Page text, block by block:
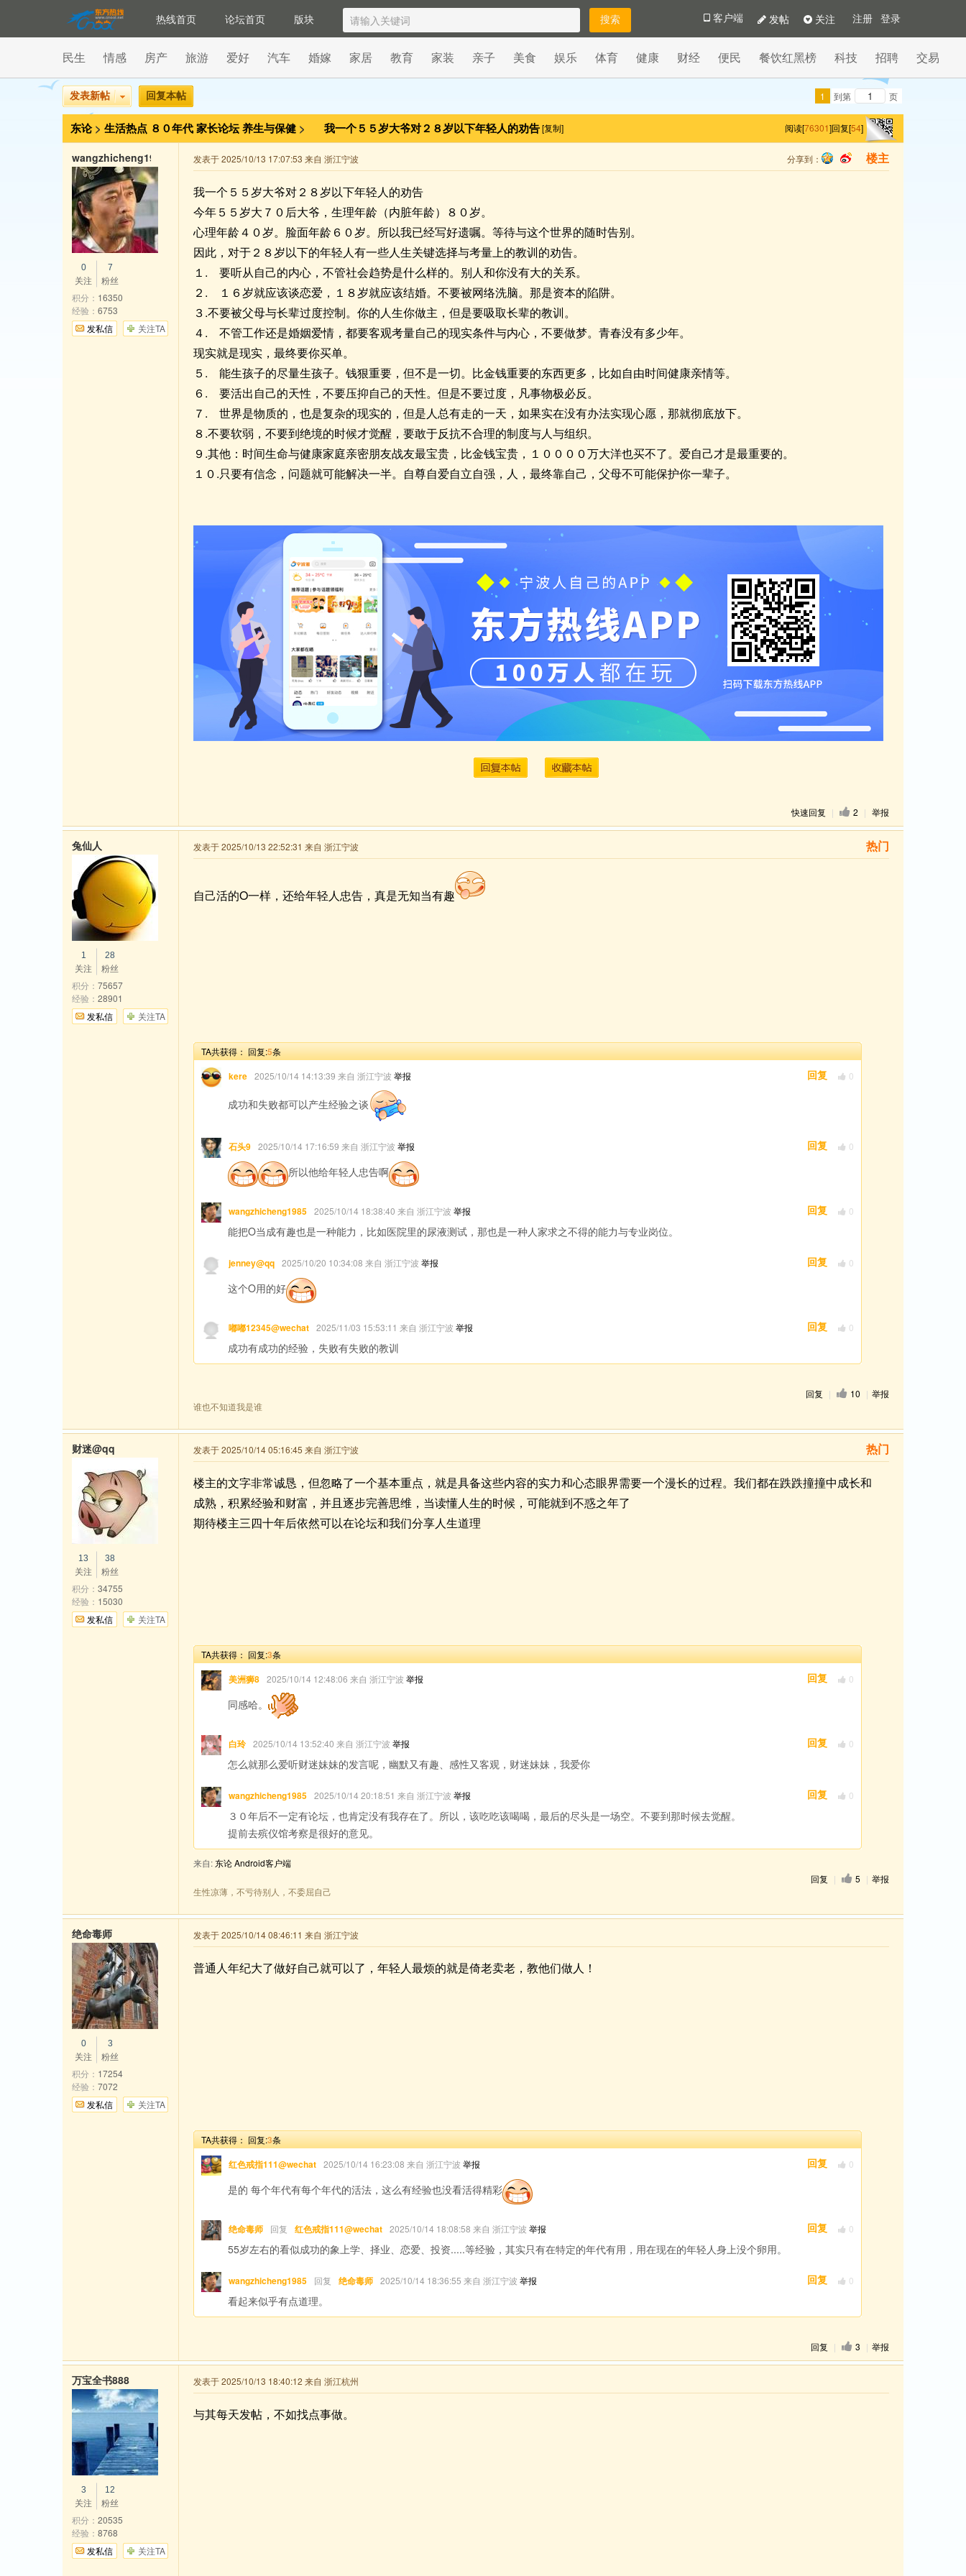
热线首页 论坛首页 版块 注册 登录
关注
发帖
客户端
民生 情感 房产 旅游 爱好 汽车 婚嫁 家居 教育 家装 亲子 美食 娱乐 体育 健康 财经 便民 餐饮红黑榜 科技 招聘 交易
发表新帖 回复本帖 1 到第 页
东论 > 生活热点 ８０年代家长论坛养生与保健 > 我一个５５岁大爷对２８岁以下年轻人的劝告[复制] 阅读[76301]回复[54]
发表于 2025/10/13 17:07:53 来自 浙江宁波 楼主
分享到：
qq
sina
我一个５５岁大爷对２８岁以下年轻人的劝告
今年５５岁大７０后大爷，生理年龄（内脏年龄）８０岁。
心理年龄４０岁。脸面年龄６０岁。所以我已经写好遗嘱。等待与这个世界的随时告别。
因此，对于２８岁以下的年轻人有一些人生关键选择与考量上的教训的劝告。
１. 要听从自己的内心，不管社会趋势是什么样的。别人和你没有大的关系。
２. １６岁就应该谈恋爱，１８岁就应该结婚。不要被网络洗脑。那是资本的陷阱。
３.不要被父母与长辈过度控制。你的人生你做主，但是要吸取长辈的教训。
４. 不管工作还是婚姻爱情，都要客观考量自己的现实条件与内心，不要做梦。青春没有多少年。
现实就是现实，最终要你买单。
５. 能生孩子的尽量生孩子。钱狠重要，但不是一切。比金钱重要的东西更多，比如自由时间健康亲情等。
６. 要活出自己的天性，不要压抑自己的天性。但是不要过度，凡事物极必反。
７. 世界是物质的，也是复杂的现实的，但是人总有走的一天，如果实在没有办法实现心愿，那就彻底放下。
８.不要软弱，不要到绝境的时候才觉醒，要敢于反抗不合理的制度与人与组织。
９.其他：时间生命与健康家庭亲密朋友战友最宝贵，比金钱宝贵，１００００万大洋也买不了。爱自己才是最重要的。
１０.只要有信念，问题就可能解决一半。自尊自爱自立自强，人，最终靠自己，父母不可能保护你一辈子。
快速回复 | 2 | 举报
wangzhicheng1985
0
关注
7
粉丝
积分： 16350
经验： 6753
发私信
关注TA
发表于 2025/10/13 22:52:31 来自 浙江宁波 热门
自己活的O一样，还给年轻人忠告，真是无知当有趣
TA共获得：回复:5条
kere 2025/10/14 14:13:39 来自 浙江宁波 举报 0
回复
成功和失败都可以产生经验之谈
石头9 2025/10/14 17:16:59 来自 浙江宁波 举报 0
回复
所以他给年轻人忠告啊
wangzhicheng1985 2025/10/14 18:38:40 来自 浙江宁波 举报 0
回复
能把O当成有趣也是一种能力，比如医院里的尿液测试，那也是一种人家求之不得的能力与专业岗位。
jenney@qq 2025/10/20 10:34:08 来自 浙江宁波 举报 0
回复
这个O用的好
嘟嘟12345@wechat 2025/11/03 15:53:11 来自 浙江宁波 举报 0
回复
成功有成功的经验，失败有失败的教训
回复 | 10 | 举报
谁也不知道我是谁
兔仙人
1
关注
28
粉丝
积分： 75657
经验： 28901
发私信
关注TA
发表于 2025/10/14 05:16:45 来自 浙江宁波 热门
楼主的文字非常诚恳，但忽略了一个基本重点，就是具备这些内容的实力和心态眼界需要一个漫长的过程。我们都在跌跌撞撞中成长和
成熟，积累经验和财富，并且逐步完善思维，当读懂人生的时候，可能就到不惑之年了
期待楼主三四十年后依然可以在论坛和我们分享人生道理
TA共获得：回复:3条
美洲狮8 2025/10/14 12:48:06 来自 浙江宁波 举报 0
回复
同感哈。
白玲 2025/10/14 13:52:40 来自 浙江宁波 举报 0
回复
怎么就那么爱听财迷妹妹的发言呢，幽默又有趣、感性又客观，财迷妹妹，我爱你
wangzhicheng1985 2025/10/14 20:18:51 来自 浙江宁波 举报 0
回复
３０年后不一定有论坛，也肯定没有我存在了。所以，该吃吃该喝喝，最后的尽头是一场空。不要到那时候去觉醒。
提前去殡仪馆考察是很好的意见。
来自:东论 Android客户端
回复 | 5 | 举报
生性凉薄，不亏待别人，不委屈自己
财迷@qq
13
关注
38
粉丝
积分： 34755
经验： 15030
发私信
关注TA
发表于 2025/10/14 08:46:11 来自 浙江宁波
普通人年纪大了做好自己就可以了，年轻人最烦的就是倚老卖老，教他们做人！
TA共获得：回复:3条
红色戒指111@wechat 2025/10/14 16:23:08 来自 浙江宁波 举报 0
回复
是的 每个年代有每个年代的活法，这么有经验也没看活得精彩
绝命毒师 回复 红色戒指111@wechat 2025/10/14 18:08:58 来自 浙江宁波 举报 0
回复
55岁左右的看似成功的象上学、择业、恋爱、投资.....等经验，其实只有在特定的年代有用，用在现在的年轻人身上没个卵用。
wangzhicheng1985 回复 绝命毒师 2025/10/14 18:36:55 来自 浙江宁波 举报 0
回复
看起来似乎有点道理。
回复 | 3 | 举报
绝命毒师
0
关注
3
粉丝
积分： 17254
经验： 7072
发私信
关注TA
发表于 2025/10/13 18:40:12 来自 浙江杭州
与其每天发帖，不如找点事做。
万宝全书888
3
关注
12
粉丝
积分： 20535
经验： 8768
发私信
关注TA